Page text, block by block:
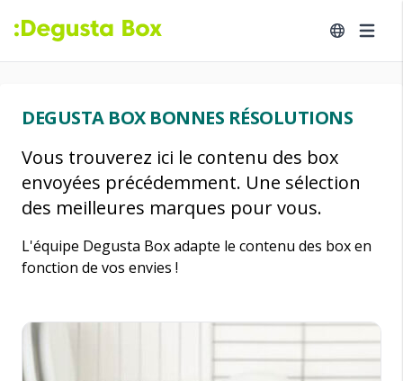
DEGUSTA BOX BONNES RÉSOLUTIONS
Vous trouverez ici le contenu des box
envoyées précédemment. Une sélection
des meilleures marques pour vous.
L'équipe Degusta Box adapte le contenu des box en
fonction de vos envies !